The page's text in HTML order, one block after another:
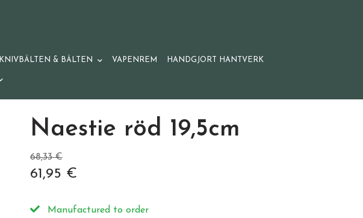
KNIVBÄLTEN & BÄLTEN VAPENREM HANDGJORT HANTVERK
Naestie röd 19,5cm
68,33 €
61,95 €
Manufactured to order